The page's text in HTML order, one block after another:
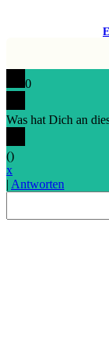
0
Was hat Dich an
()
x
| Antworten